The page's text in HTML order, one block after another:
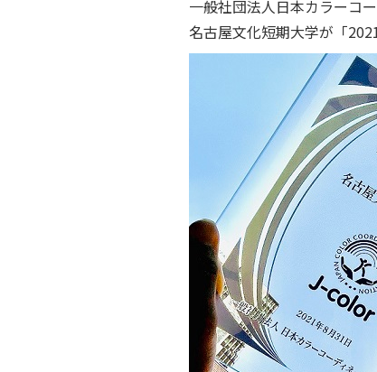
一般社団法人日本カラーコ
名古屋文化短期大学が「